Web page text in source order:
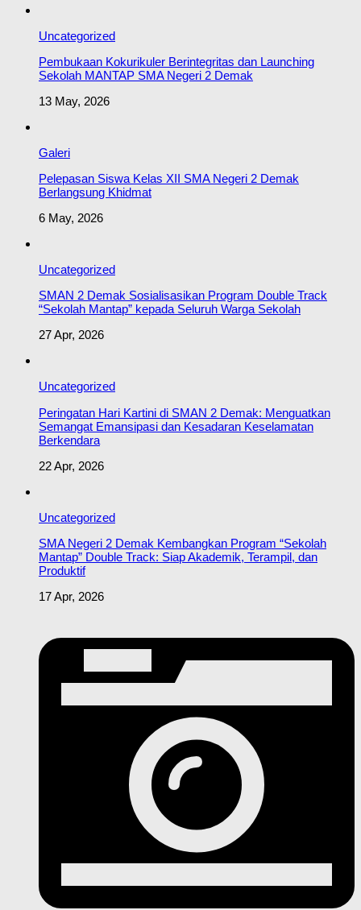
Uncategorized
Pembukaan Kokurikuler Berintegritas dan Launching
Sekolah MANTAP SMA Negeri 2 Demak
13 May, 2026
Galeri
Pelepasan Siswa Kelas XII SMA Negeri 2 Demak
Berlangsung Khidmat
6 May, 2026
Uncategorized
SMAN 2 Demak Sosialisasikan Program Double Track
“Sekolah Mantap” kepada Seluruh Warga Sekolah
27 Apr, 2026
Uncategorized
Peringatan Hari Kartini di SMAN 2 Demak: Menguatkan
Semangat Emansipasi dan Kesadaran Keselamatan
Berkendara
22 Apr, 2026
Uncategorized
SMA Negeri 2 Demak Kembangkan Program “Sekolah
Mantap” Double Track: Siap Akademik, Terampil, dan
Produktif
17 Apr, 2026